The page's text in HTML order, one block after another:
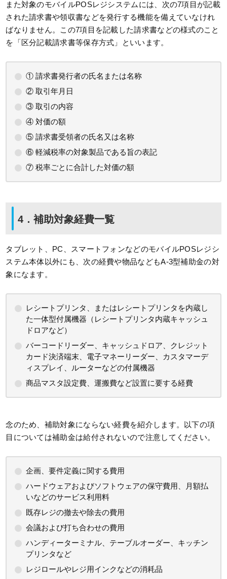
また対象のモバイルPOSレジシステムには、次の7項目が記載
された請求書や領収書などを発行する機能を備えていなけれ
ばなりません。この7項目を記載した請求書などの様式のこと
を「区分記載請求書等保存方式」といいます。
① 請求書発行者の氏名または名称
② 取引年月日
③ 取引の内容
④ 対価の額
⑤ 請求書受領者の氏名又は名称
⑥ 軽減税率の対象製品である旨の表記
⑦ 税率ごとに合計した対価の額
4．補助対象経費一覧
タブレット、PC、スマートフォンなどのモバイルPOSレジシ
ステム本体以外にも、次の経費や物品などもA-3型補助金の対
象になます。
レシートプリンタ、またはレシートプリンタを内蔵し
た一体型付属機器（レシートプリンタ内蔵キャッシュ
ドロアなど）
バーコードリーダー、キャッシュドロア、クレジット
カード決済端末、電子マネーリーダー、カスタマーデ
ィスプレイ、ルーターなどの付属機器
商品マスタ設定費、運搬費など設置に要する経費
念のため、補助対象にならない経費を紹介します。以下の項
目については補助金は給付されないので注意してください。
企画、要件定義に関する費用
ハードウェアおよびソフトウェアの保守費用、月額払
いなどのサービス利用料
既存レジの撤去や除去の費用
会議および打ち合わせの費用
ハンディーターミナル、テーブルオーダー、キッチン
プリンタなど
レジロールやレジ用インクなどの消耗品